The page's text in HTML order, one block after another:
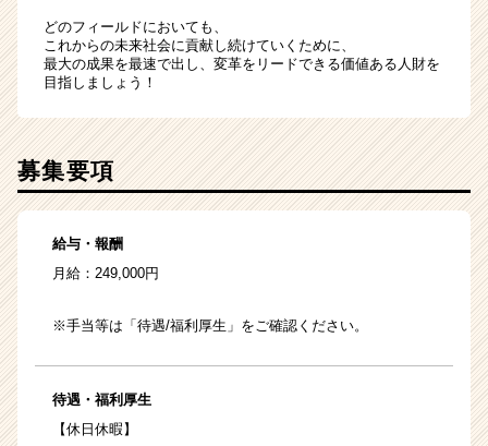
どのフィールドにおいても、
これからの未来社会に貢献し続けていくために、
最大の成果を最速で出し、変革をリードできる価値ある人財を
目指しましょう！
募集要項
給与・報酬
月給：249,000円
※手当等は「待遇/福利厚生」をご確認ください。
待遇・福利厚生
【休日休暇】